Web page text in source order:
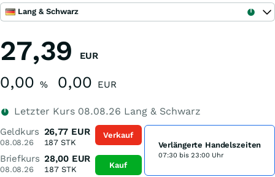
Lang & Schwarz
27,39 EUR
0,00 % 0,00 EUR
Letzter Kurs 08.08.26 Lang & Schwarz
Geldkurs
08.08.26
26,77 EUR
187 STK
Briefkurs
08.08.26
28,00 EUR
187STK
Verkauf
Kauf
Verlängerte Handelszeiten
07:30 bis 23:00 Uhr